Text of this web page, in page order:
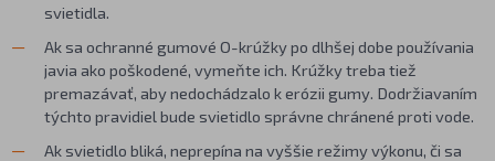
svietidla.
Ak sa ochranné gumové O-krúžky po dlhšej dobe používania
javia ako poškodené, vymeňte ich. Krúžky treba tiež
premazávať, aby nedochádzalo k erózii gumy. Dodržiavaním
týchto pravidiel bude svietidlo správne chránené proti vode.
Ak svietidlo bliká, neprepína na vyššie režimy výkonu, či sa